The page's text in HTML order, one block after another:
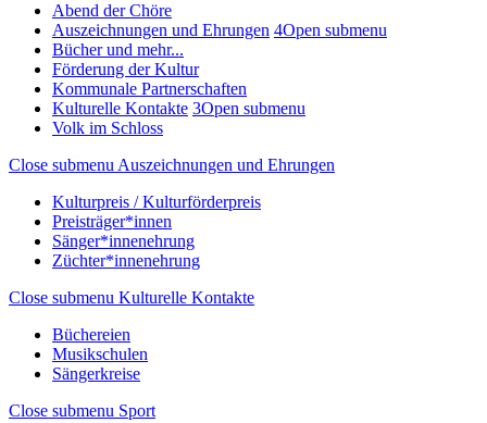
Abend der Chöre
Auszeichnungen und Ehrungen 4Open submenu
Bücher und mehr...
Förderung der Kultur
Kommunale Partnerschaften
Kulturelle Kontakte 3Open submenu
Volk im Schloss
Close submenu Auszeichnungen und Ehrungen
Kulturpreis / Kulturförderpreis
Preisträger*innen
Sänger*innenehrung
Züchter*innenehrung
Close submenu Kulturelle Kontakte
Büchereien
Musikschulen
Sängerkreise
Close submenu Sport